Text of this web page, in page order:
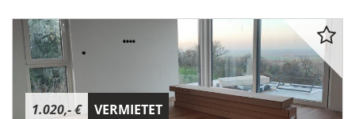
1.020,- € VERMIETET